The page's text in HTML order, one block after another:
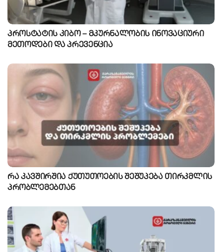
პროსტატის კიბო – მკურნალობის ინოვაციური
მეთოდები და პრევენცია
რა კავშირშია ქუთუთოების შეშუპება თირკმლის
პრობლემებთან